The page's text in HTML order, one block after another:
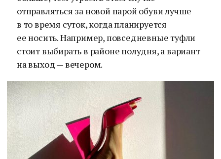
отправляться за новой парой обуви лучше
в то время суток, когда планируется
ее носить. Например, повседневные туфли
стоит выбирать в районе полудня, а вариант
на выход — вечером.